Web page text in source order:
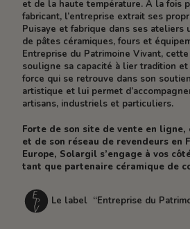
et de la haute température. À la fois
fabricant, l’entreprise extrait ses
Puisaye et fabrique dans ses ateliers
de pâtes céramiques, fours et
Entreprise du Patrimoine Vivant,
souligne sa capacité à lier tradition et
force qui se retrouve dans son
artistique et lui permet
artisans, industriels et particuliers.
Forte de son site de vente en ligne,
et de son réseau de revendeurs en
Europe, Solargil s’engage à vos
tant que partenaire céramique de
Le label “Entreprise du